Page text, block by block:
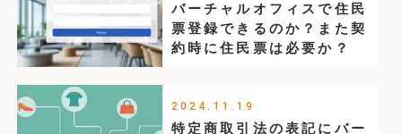
バーチャルオフィスで住民
票登録できるのか？また契
約時に住民票は必要か？
2024.11.19
特定商取引法の表記にバー